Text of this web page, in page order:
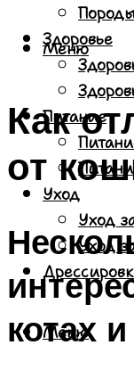
Здоровье
Питание
Уход
Уход
Уход
Меню
Меню
Как
от
котах